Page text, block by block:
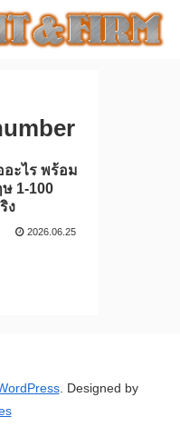
ะไร พร้อม
1-100
ง
2026.06.25
. Designed by